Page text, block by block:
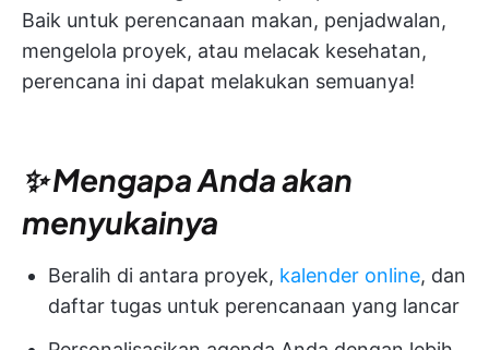
Baik untuk perencanaan makan, penjadwalan,
mengelola proyek, atau melacak kesehatan,
perencana ini dapat melakukan semuanya!
✨ Mengapa Anda akan
menyukainya
Beralih di antara proyek, kalender online, dan
daftar tugas untuk perencanaan yang lancar